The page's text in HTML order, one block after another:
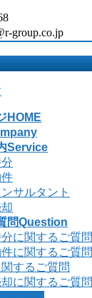
group.co.jp
HOME
Service
サルタント
問Question
に関するご質問
に関するご質問
するご質問
に関するご質問